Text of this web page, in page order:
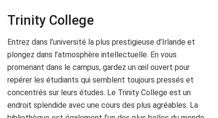
Trinity College
Entrez dans l’université la plus prestigieuse d’Irlande et
plongez dans l’atmosphère intellectuelle. En vous
promenant dans le campus, gardez un œil ouvert pour
repérer les étudiants qui semblent toujours pressés et
concentrés sur leurs études. Le Trinity College est un
endroit splendide avec une cours des plus agréables. La